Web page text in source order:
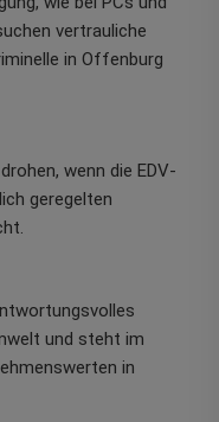
vertrauliche
in Offenburg
wenn die EDV-
geregelten
und steht im
in